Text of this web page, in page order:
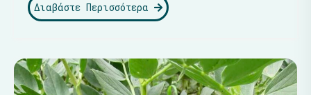
Διαβάστε Περισσότερα